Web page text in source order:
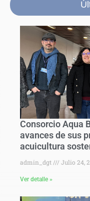
Consorcio Aqua
avances de sus
acuicultura
admin_dgt Julio 24,
Ver detalle »